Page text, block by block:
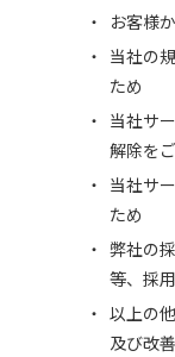
お客様
当社の
ため
当社サ
解除を
当社サ
ため
弊社の
等、採
以上の
及び改